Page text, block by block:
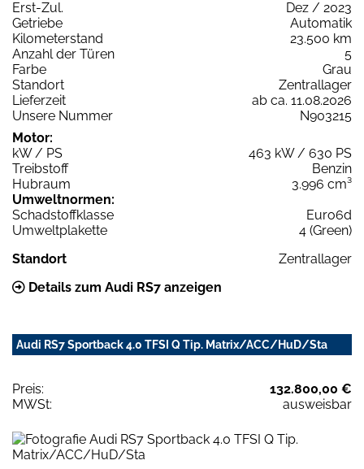
Erst-Zul.
Dez / 2023
Getriebe
Automatik
Kilometerstand
23.500 km
Anzahl der Türen
5
Farbe
Grau
Standort
Zentrallager
Lieferzeit
ab ca. 11.08.2026
Unsere Nummer
N903215
Motor:
kW / PS
463 kW / 630 PS
Treibstoff
Benzin
Hubraum
3.996 cm³
Umweltnormen:
Schadstoffklasse
Euro6d
Umweltplakette
4 (Green)
Standort
Zentrallager
Details zum Audi RS7 anzeigen
Audi RS7 Sportback 4.0 TFSI Q Tip. Matrix/ACC/HuD/Sta
Preis:
132.800,00 €
MWSt:
ausweisbar